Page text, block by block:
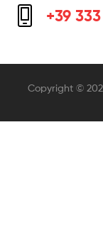
+39
Copyright ©